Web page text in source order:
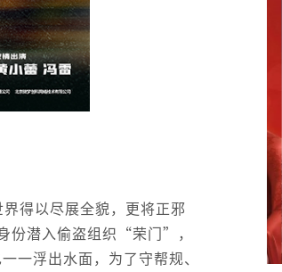
得以尽展全貌，更将正邪
份潜入偷盗组织“荣门”，
浮出水面，为了守帮规、